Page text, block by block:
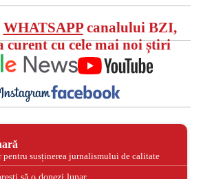
WHATSAPPcanalului BZI,
curent cu cele mai noi știri
pentru susținerea jurnalismului de calitate